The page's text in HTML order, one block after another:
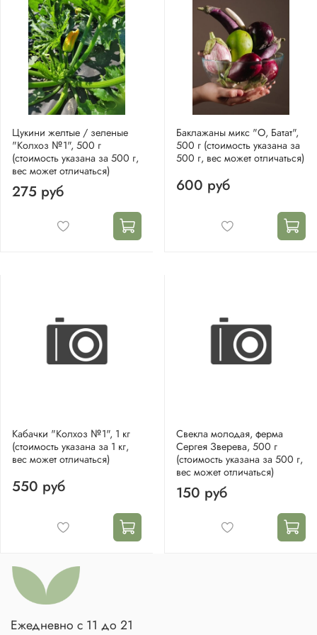
Цукини желтые / зеленые
"Колхоз №1", 500 г
(стоимость указана за 500 г,
вес может отличаться)
275 руб
Баклажаны микс "О, Батат",
500 г (стоимость указана за
500 г, вес может отличаться)
600 руб
Кабачки "Колхоз №1", 1 кг
(стоимость указана за 1 кг,
вес может отличаться)
550 руб
Свекла молодая, ферма
Сергея Зверева, 500 г
(стоимость указана за 500 г,
вес может отличаться)
150 руб
Ежедневно с 11 до 21